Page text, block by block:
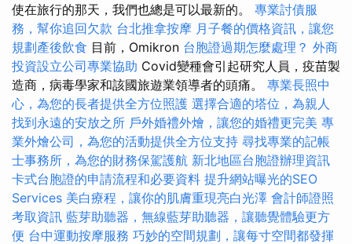
使在旅行的那天，我們也總是可以最新的。 專業討債服
務，幫你追回欠款 台北推拿按摩 月子餐的價格資訊，讓您
規劃產後飲食 目前，Omikron 台胞證過期怎麼處理？ 外商
投資設立公司專業協助 Covid變種會引起研究人員，疫苗製
造商，病毒學家和該國旅遊業領導者的頭痛。 專業長照中
心，為您的長者提供全方位照護 選擇合適的塔位，為親人
找到永遠的安放之所 戶外婚禮外燴，讓您的婚禮更完美 專
業外燴公司，為您的活動提供全方位支持 尋找專業的記帳
士事務所，為您的財務保駕護航 新北地區台胞證辦理資訊
卡式台胞證的申請流程和必要資料 提升網站曝光的SEO
Services 美白療程，讓你的肌膚重現亮白光澤 會計師證照
考取資訊 藍芽助聽器，無線藍芽助聽器，讓聽覺體驗更方
便 台中運動按摩服務 巧妙的空間規劃，讓每寸空間都發揮